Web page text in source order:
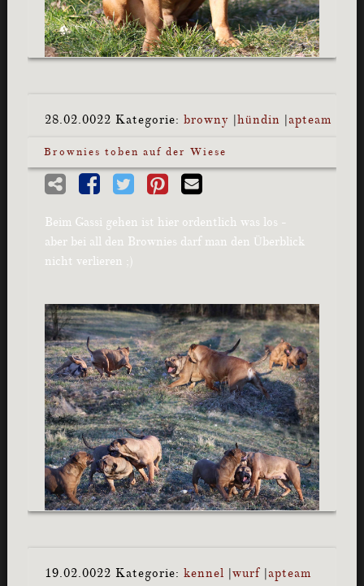
28.02.0022 Kategorie: browny |hündin |apteam
Brownies toben auf der Wiese
Beim Gassi gehen ist hier ordentlich was los -
aber bei all den Brownies darf man den Überblick
nicht verlieren ;)
19.02.0022 Kategorie: kennel |wurf|apteam